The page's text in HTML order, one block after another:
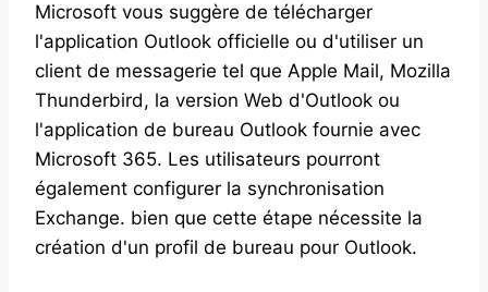
Microsoft vous suggère de télécharger
l'application Outlook officielle ou d'utiliser un
client de messagerie tel que Apple Mail, Mozilla
Thunderbird, la version Web d'Outlook ou
l'application de bureau Outlook fournie avec
Microsoft 365. Les utilisateurs pourront
également configurer la synchronisation
Exchange. bien que cette étape nécessite la
création d'un profil de bureau pour Outlook.